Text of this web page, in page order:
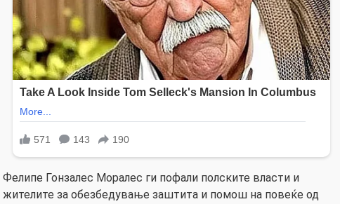
Фелипе Гонзалес Моралес ги пофали полските власти и
жителите за обезбедување заштита и помош на повеќе од